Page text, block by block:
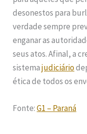
desonestos para
verdade sempre
enganar as
seus atos. Afinal, a
sistemajudiciário
ética de todos os
Fonte:G1 – Paraná